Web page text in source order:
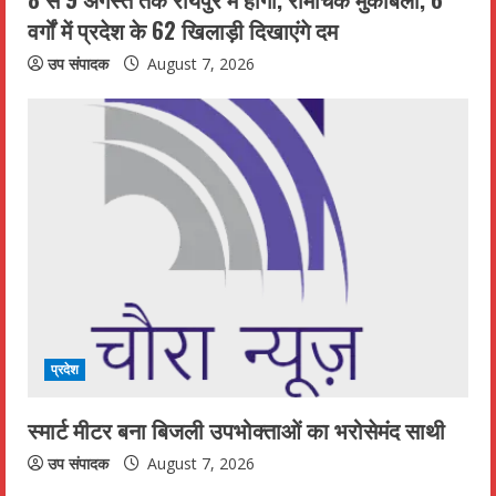
g
वर्गों में प्रदेश के 62 खिलाड़ी दिखाएंगे दम
उप संपादक August 7, 2026
प्रदेश
स्मार्ट मीटर बना बिजली उपभोक्ताओं का भरोसेमंद साथी
उप संपादक August 7, 2026